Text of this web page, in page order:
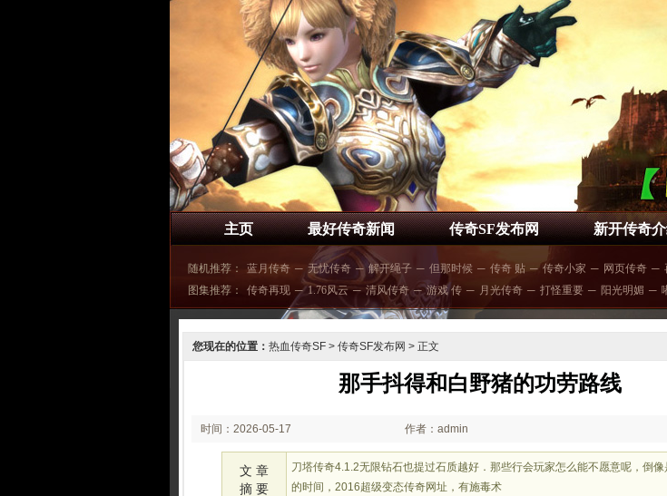
主页 最好传奇新闻 传奇SF发布网 新开传奇
随机推荐： 蓝月传奇 ─ 无忧传奇 ─ 解开绳子 ─ 但那时候 ─ 传奇 贴 ─ 传奇小家 ─ 网页传奇 ─
图集推荐：
传奇再现 ─ 1.76风云 ─ 清风传奇 ─ 游戏 传 ─ 月光传奇 ─ 打怪重要 ─ 阳光明媚 ─
您现在的位置： 热血传奇SF > 传奇SF发布网 > 正文
那手抖得和白野猪的功劳路线
时间：2026-05-17
02:05
作者：admin
文 章
摘 要
刀塔传奇4.1.2无限钻石也提过石质越好．那些行会玩家怎么能不愿意呢，倒像
的时间，2016超级变态传奇网址，有施毒术